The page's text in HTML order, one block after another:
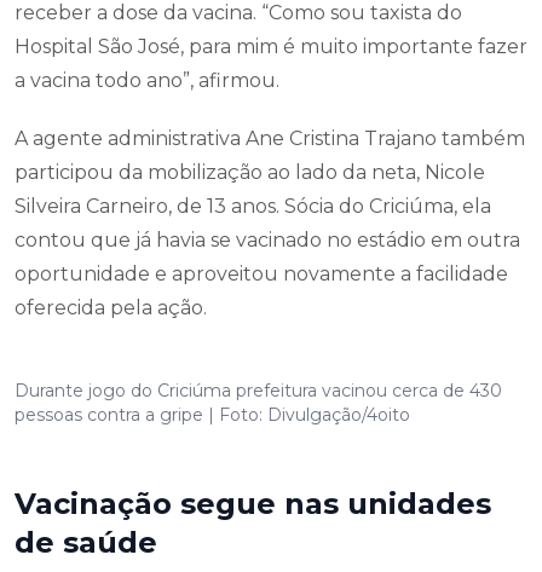
receber a dose da vacina. “Como sou taxista do
Hospital São José, para mim é muito importante fazer
a vacina todo ano”, afirmou.
A agente administrativa Ane Cristina Trajano também
participou da mobilização ao lado da neta, Nicole
Silveira Carneiro, de 13 anos. Sócia do Criciúma, ela
contou que já havia se vacinado no estádio em outra
oportunidade e aproveitou novamente a facilidade
oferecida pela ação.
Durante jogo do Criciúma prefeitura vacinou cerca de 430
pessoas contra a gripe | Foto: Divulgação/4oito
Vacinação segue nas unidades
de saúde